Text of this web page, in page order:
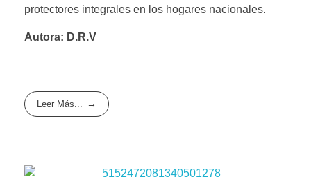
protectores integrales en los hogares nacionales.
Autora: D.R.V
Leer Más...